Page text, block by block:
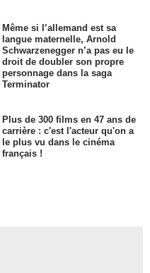
Même si l’allemand est sa
langue maternelle, Arnold
Schwarzenegger n’a pas eu le
droit de doubler son propre
personnage dans la saga
Terminator
Plus de 300 films en 47 ans de
carrière : c'est l'acteur qu'on a
le plus vu dans le cinéma
français !